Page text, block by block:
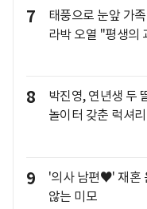
7
태풍으로 눈앞 가
라박 오열 "평생의
8
박진영, 연년생 두
놀이터 갖춘 럭셔
9
'의사 남편♥' 재혼
않는 미모